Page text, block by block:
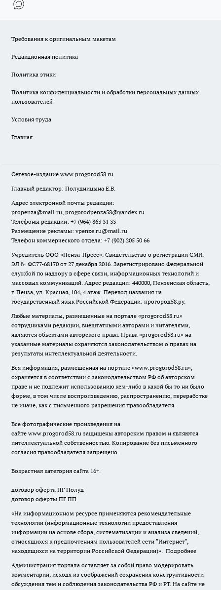
Требования к оригинальным макетам
Редакционная политика
Политика этики
Политика конфиденциальности и обработки персональных данных
пользователей̆
Условия труда
Главная
Сетевое-издание www.progorod58.ru
Главный редактор: Полудницына Е.В.
Адрес электронной почты редакции:
propenza@mail.ru, progorodpenza58@yandex.ru
Телефоны редакции: +7 (964) 863 31 33
Размещение рекламы: vpenze.ru@mail.ru
Телефон коммерческого отдела: +7 (902) 205 50 66
Учредитель ООО «Пенза-Пресс». Свидетельство о регистрации СМИ:
ЭЛ № ФС77-68170 от 27 декабря 2016. Зарегистрировано Федеральной
службой по надзору в сфере связи, информационных технологий и
массовых коммуникаций. Адрес редакции: 440000, Пензенская область,
г. Пенза, ул. Красная, 104, 4 этаж. Перевод названия на
государственный язык Российской Федерации: прогород58.ру.
Любые материалы, размещенные на портале «progorod58.ru»
сотрудниками редакции, внештатными авторами и читателями,
являются объектами авторского права. Права «progorod58.ru» на
указанные материалы охраняются законодательством о правах на
результаты интеллектуальной деятельности.
Вся информация, размещенная на портале «www.progorod58.ru»,
охраняется в соответствии с законодательством РФ об авторском
праве и не подлежит использованию кем-либо в какой бы то ни было
форме, в том числе воспроизведению, распространению, переработке
не иначе, как с письменного разрешения правообладателя.
Все фотографические произведения на
сайте www.progorod58.ru защищены авторским правом и являются
интеллектуальной собственностью. Копирование без письменного
согласия правообладателя запрещено.
Возрастная категория сайта 16+.
договор оферта ПГ Полуд
договор оферты ПГ ПП
«На информационном ресурсе применяются рекомендательные
технологии (информационные технологии предоставления
информации на основе сбора, систематизации и анализа сведений,
относящихся к предпочтениям пользователей сети "Интернет",
находящихся на территории Российской Федерации)». Подробнее
Администрация портала оставляет за собой право модерировать
комментарии, исходя из соображений сохранения конструктивности
обсуждения тем и соблюдения законодательства РФ и РТ. На сайте не